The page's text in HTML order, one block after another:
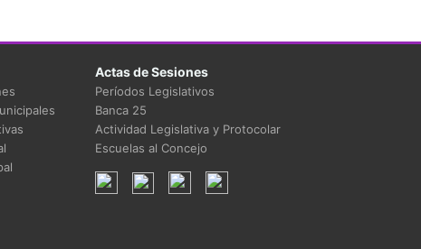
Actas de Sesiones
Períodos Legislativos
Banca 25
Actividad Legislativa y Protocolar
Escuelas al Concejo